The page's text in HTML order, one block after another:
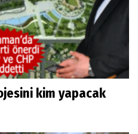
kim yapacak